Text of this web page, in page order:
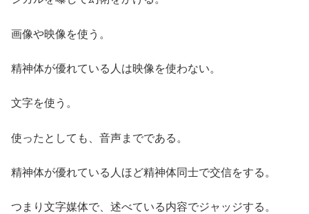
画像や映像を使う。
精神体が優れている人は映像を使わない。
文字を使う。
使ったとしても、音声までである。
精神体が優れている人ほど精神体同士で交信をする。
つまり文字媒体で、述べている内容でジャッジする。